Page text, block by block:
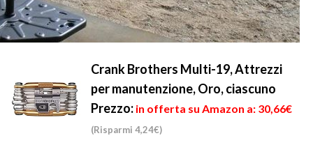
Crank Brothers Multi-19, Attrezzi
per manutenzione, Oro, ciascuno
Prezzo: in offerta su Amazon a: 30,66€
(Risparmi 4,24€)